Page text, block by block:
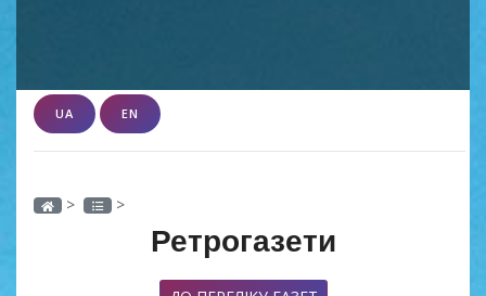
UA EN
> >
Ретрогазети